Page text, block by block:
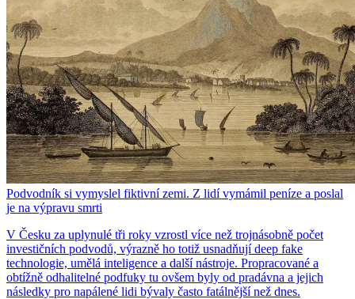
Podvodník si vymyslel fiktivní zemi. Z lidí vymámil peníze a poslal
je na výpravu smrti
V Česku za uplynulé tři roky vzrostl více než trojnásobně počet
investičních podvodů, výrazně ho totiž usnadňují deep fake
technologie, umělá inteligence a další nástroje. Propracované a
obtížně odhalitelné podfuky tu ovšem byly od pradávna a jejich
následky pro napálené lidi bývaly často fatálnější než dnes.